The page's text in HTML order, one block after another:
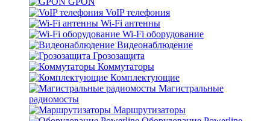
VoIP телефония
Wi-Fi антенны
Wi-Fi оборудование
Видеонаблюдение
Грозозащита
Коммутаторы
Комплектующие
Магистральные
радиомосты
Маршрутизаторы